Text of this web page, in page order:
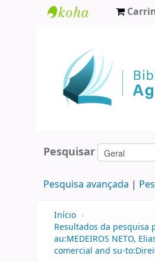
Agamenon
Magalhães
Pesquisar
Pesquisa avançada
Início ›
Resultados da pesquisa
au:MEDEIROS NETO,
comercial and su-